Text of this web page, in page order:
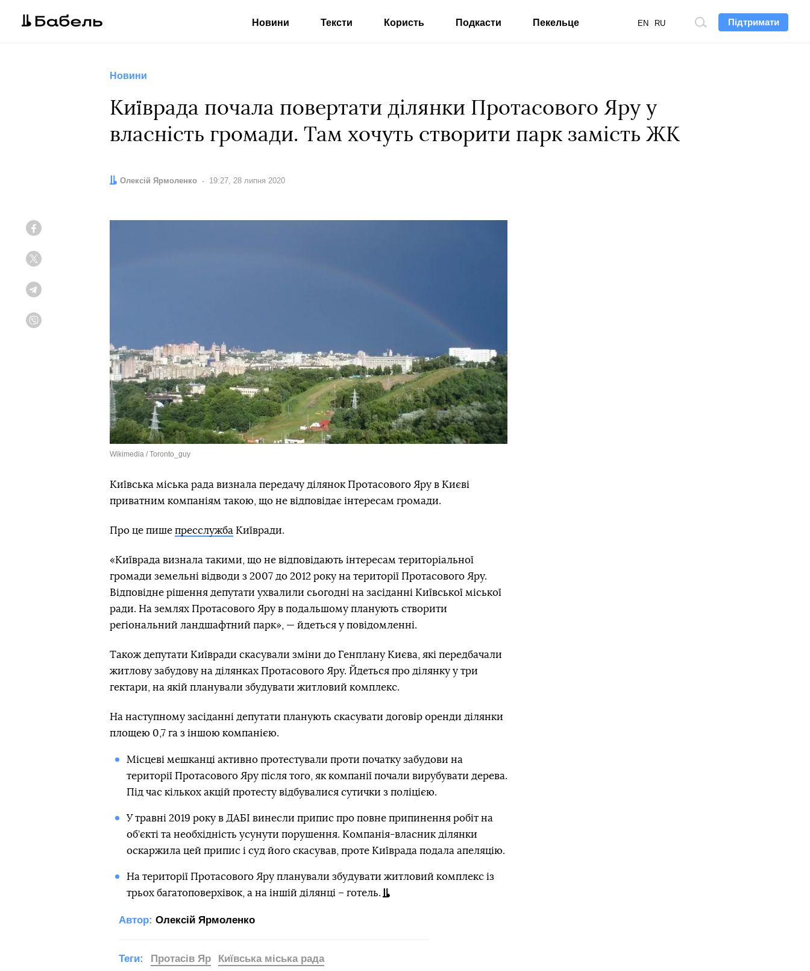
Підтримати
Пошук
EN RU
Новини Тексти Користь Подкасти Пекельце
Новини
Київрада почала повертати ділянки Протасового Яру у
власність громади. Там хочуть створити парк замість ЖК
Автор:
Олексій Ярмоленко Дата:
19:27, 28 липня 2020
Wikimedia / Toronto_guy
Київська міська рада визнала передачу ділянок Протасового Яру в Києві
приватним компаніям такою, що не відповідає інтересам громади.
Про це пише пресслужба Київради.
«Київрада визнала такими, що не відповідають інтересам територіальної
громади земельні відводи з 2007 до 2012 року на території Протасового Яру.
Відповідне рішення депутати ухвалили сьогодні на засіданні Київської міської
ради. На землях Протасового Яру в подальшому планують створити
регіональний ландшафтний парк», — йдеться у повідомленні.
Також депутати Київради скасували зміни до Генплану Києва, які передбачали
житлову забудову на ділянках Протасового Яру. Йдеться про ділянку у три
гектари, на якій планували збудувати житловий комплекс.
На наступному засіданні депутати планують скасувати договір оренди ділянки
площею 0,7 га з іншою компанією.
Місцеві мешканці активно протестували проти початку забудови на
території Протасового Яру після того, як компанії почали вирубувати дерева.
Під час кількох акцій протесту відбувалися сутички з поліцією.
У травні 2019 року в ДАБІ винесли припис про повне припинення робіт на
об’єкті та необхідність усунути порушення. Компанія-власник ділянки
оскаржила цей припис і суд його скасував, проте Київрада подала апеляцію.
На території Протасового Яру планували збудувати житловий комплекс із
трьох багатоповерхівок, а на іншій ділянці – готель.
Автор: Олексій Ярмоленко
Теги: Протасів Яр Київська міська рада